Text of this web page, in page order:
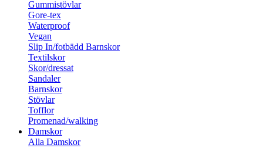
Gummistövlar
Gore-tex
Waterproof
Vegan
Slip In/fotbädd Barnskor
Textilskor
Skor/dressat
Sandaler
Barnskor
Stövlar
Tofflor
Promenad/walking
Damskor
Alla Damskor